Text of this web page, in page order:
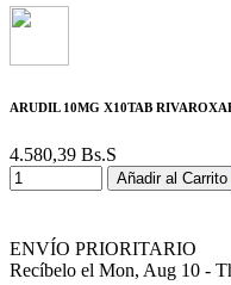
ARUDIL 10MG X10TAB
4.580,39 Bs.S
Añadir al Carrito
ENVÍO PRIORITARIO
Recíbelo el Mon, Aug 10 -